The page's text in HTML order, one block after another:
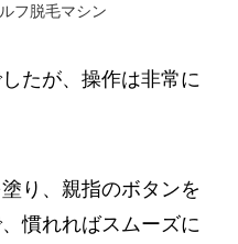
フ脱毛マシン
たが、操作は非常に
り、親指のボタンを
慣れればスムーズに